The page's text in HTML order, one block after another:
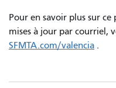
Pour en savoir plus sur
mises à jour par courriel,
SFMTA.com/valencia .